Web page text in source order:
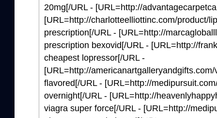
20mg[/URL - [URL=http://
[URL=http://charlotteelliottinc.com/product/
prescription[/URL - [URL=http://
prescription bexovid[/URL - [URL=http://
cheapest lopressor[/URL -
[URL=http://
flavored[/URL - [URL=http://
overnight[/URL - [URL=http://
viagra super force[/URL - [URL=http://